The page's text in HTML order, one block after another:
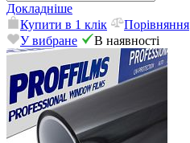
Докладніше
Купити в 1 клік
Порівняння
У вибране
В наявності